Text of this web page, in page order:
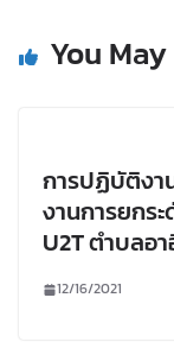
You
การปฏิบัติงา
งานการยกร
U2T ตำบลอ
12/16/2021